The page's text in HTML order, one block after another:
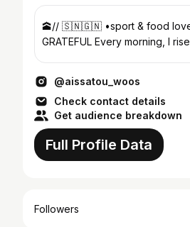
🕋// 🇸🇳🇬🇳 •sport & food lover •Always be
GRATEFUL Every morning, I rise
@aissatou_woos
Check contact details
Get audience breakdown
Full Profile Data
Followers